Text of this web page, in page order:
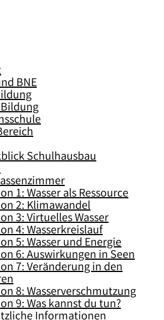
BNE
Schulhausbau
1: Wasser als Ressource
2: Klimawandel
3: Virtuelles Wasser
4: Wasserkreislauf
5: Wasser und Energie
6: Auswirkungen in Seen
7: Veränderung in den
8: Wasserverschmutzung
9: Was kannst du tun?